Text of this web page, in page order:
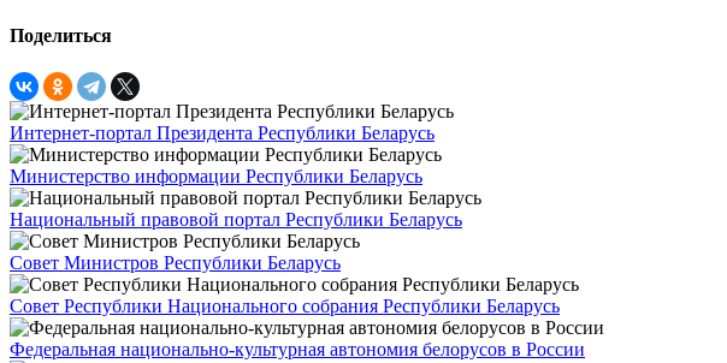
Поделиться
Интернет-портал Президента Республики Беларусь
Министерство информации Республики Беларусь
Национальный правовой портал Республики Беларусь
Совет Министров Республики Беларусь
Совет Республики Национального собрания Республики Беларусь
Федеральная национально-культурная автономия белорусов в России